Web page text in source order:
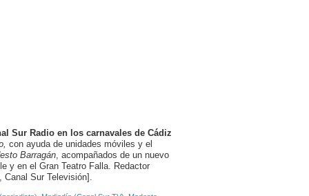
Sur Radio en los carnavales de Cádiz
con ayuda de unidades móviles y el
Barragán , acompañados de un nuevo
y en el Gran Teatro Falla. Redactor
Sur Televisión].